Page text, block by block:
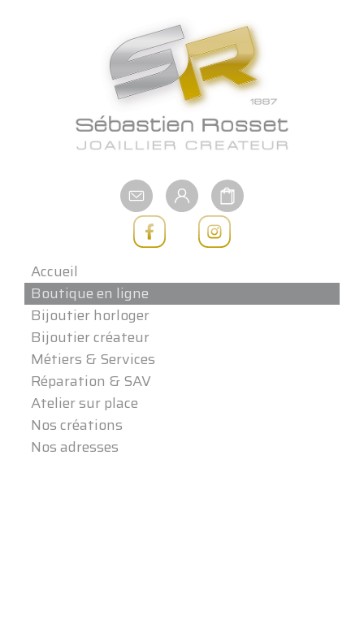
Accueil
Boutique en ligne
Bijoutier horloger
Bijoutier créateur
Métiers & Services
Réparation & SAV
Atelier sur place
Nos créations
Nos adresses